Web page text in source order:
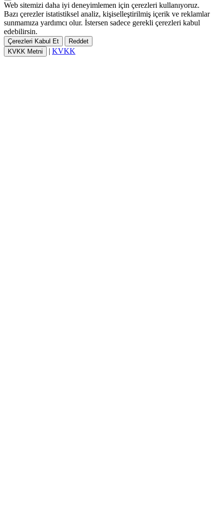
Web sitemizi daha iyi deneyimlemen için çerezleri kullanıyoruz.
Bazı çerezler istatistiksel analiz, kişiselleştirilmiş içerik ve reklamlar
sunmamıza yardımcı olur. İstersen sadece gerekli çerezleri kabul
edebilirsin.
Çerezleri Kabul Et
Reddet
KVKK Metni
| KVKK